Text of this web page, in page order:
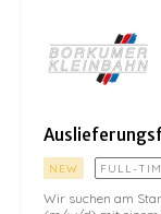
NEW FULL-
Wir suchen am